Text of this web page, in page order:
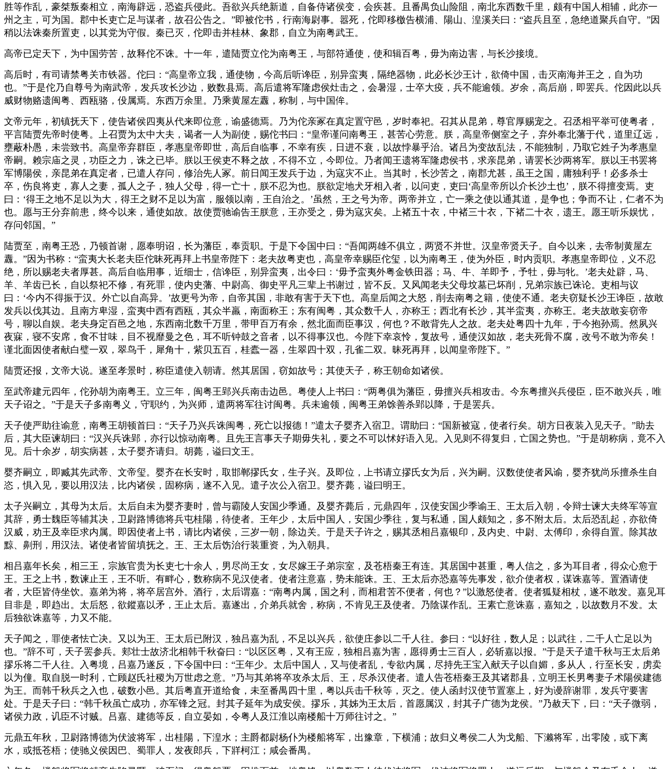
胜等作乱，豪桀叛秦相立，南海辟远，恐盗兵侵此。吾欲兴兵绝新道，自备侍诸侯变，会疾甚。且番禺负山险阻，南北东西数千里，颇有中国人相辅，此亦一
州之主，可为国。郡中长吏亡足与谋者，故召公告之。”即被佗书，行南海尉事。嚣死，佗即移檄告横浦、陽山、湟溪关曰：“盗兵且至，急绝道聚兵自守。”因
稍以法诛秦所置吏，以其党为守假。秦已灭，佗即击并桂林、象郡，自立为南粤武王。
高帝已定天下，为中国劳苦，故释佗不诛。十一年，遣陆贾立佗为南粤王，与部符通使，使和辑百粤，毋为南边害，与长沙接境。
高后时，有司请禁粤关市铁器。佗曰：“高皇帝立我，通使物，今高后听谗臣，别异蛮夷，隔绝器物，此必长沙王计，欲倚中国，击灭南海并王之，自为功
也。”于是佗乃自尊号为南武帝，发兵攻长沙边，败数县焉。高后遣将军隆虑侯灶击之，会暑湿，士卒大疫，兵不能逾领。岁余，高后崩，即罢兵。佗因此以兵
威财物赂遗闽粤、西瓯骆，伇属焉。东西万余里。乃乘黄屋左纛，称制，与中国侔。
文帝元年，初镇抚天下，使告诸侯四夷从代来即位意，谕盛德焉。乃为佗亲冢在真定置守邑，岁时奉祀。召其从昆弟，尊官厚赐宠之。召丞相平举可使粤者，
平言陆贾先帝时使粤。上召贾为太中大夫，谒者一人为副使，赐佗书曰：“皇帝谨问南粤王，甚苦心劳意。朕，高皇帝侧室之子，弃外奉北藩于代，道里辽远，
壅蔽朴愚，未尝致书。高皇帝弃群臣，孝惠皇帝即世，高后自临事，不幸有疾，日进不衰，以故悖暴乎治。诸吕为变故乱法，不能独制，乃取它姓子为孝惠皇
帝嗣。赖宗庙之灵，功臣之力，诛之已毕。朕以王侯吏不释之故，不得不立，今即位。乃者闻王遗将军隆虑侯书，求亲昆弟，请罢长沙两将军。朕以王书罢将
军博陽侯，亲昆弟在真定者，已遣人存问，修治先人冢。前日闻王发兵于边，为寇灾不止。当其时，长沙苦之，南郡尤甚，虽王之国，庸独利乎！必多杀士
卒，伤良将吏，寡人之妻，孤人之子，独人父母，得一亡十，朕不忍为也。朕欲定地犬牙相入者，以问吏，吏曰‘高皇帝所以介长沙土也’，朕不得擅变焉。吏
曰：‘得王之地不足以为大，得王之财不足以为富，服领以南，王自治之。’虽然，王之号为帝。两帝并立，亡一乘之使以通其道，是争也；争而不让，仁者不为
也。愿与王分弃前患，终今以来，通使如故。故使贾驰谕告王朕意，王亦受之，毋为寇灾矣。上褚五十衣，中褚三十衣，下褚二十衣，遗王。愿王听乐娱忧，
存问邻国。”
陆贾至，南粤王恐，乃顿首谢，愿奉明诏，长为藩臣，奉贡职。于是下令国中曰：“吾闻两雄不俱立，两贤不并世。汉皇帝贤天子。自今以来，去帝制黄屋左
纛。”因为书称：“蛮夷大长老夫臣佗昧死再拜上书皇帝陛下：老夫故粤吏也，高皇帝幸赐臣佗玺，以为南粤王，使为外臣，时内贡职。孝惠皇帝即位，义不忍
绝，所以赐老夫者厚甚。高后自临用事，近细士，信谗臣，别异蛮夷，出令曰：‘毋予蛮夷外粤金铁田器；马、牛、羊即予，予牡，毋与牝。’老夫处辟，马、
羊、羊齿已长，自以祭祀不修，有死罪，使内史藩、中尉高、御史平凡三辈上书谢过，皆不反。又风闻老夫父母坟墓已坏削，兄弟宗族已诛论。吏相与议
曰：‘今内不得振于汉。外亡以自高异。’故更号为帝，自帝其国，非敢有害于天下也。高皇后闻之大怒，削去南粤之籍，使使不通。老夫窃疑长沙王谗臣，故敢
发兵以伐其边。且南方卑湿，蛮夷中西有西瓯，其众半羸，南面称王；东有闽粤，其众数千人，亦称王；西北有长沙，其半蛮夷，亦称王。老夫故敢妄窃帝
号，聊以自娱。老夫身定百邑之地，东西南北数千万里，带甲百万有余，然北面而臣事汉，何也？不敢背先人之故。老夫处粤四十九年，于今抱孙焉。然夙兴
夜寐，寝不安席，食不甘味，目不视靡曼之色，耳不听钟鼓之音者，以不得事汉也。今陛下幸哀怜，复故号，通使汉如故，老夫死骨不腐，改号不敢为帝矣！
谨北面因使者献白璧一双，翠鸟千，犀角十，紫贝五百，桂蠹一器，生翠四十双，孔雀二双。昧死再拜，以闻皇帝陛下。”
陆贾还报，文帝大说。遂至孝景时，称臣遣使入朝请。然其居国，窃如故号；其使天子，称王朝命如诸侯。
至武帝建元四年，佗孙胡为南粤王。立三年，闽粤王郢兴兵南击边邑。粤使人上书曰：“两粤俱为藩臣，毋擅兴兵相攻击。今东粤擅兴兵侵臣，臣不敢兴兵，唯
天子诏之。”于是天子多南粤义，守职约，为兴师，遣两将军往讨闽粤。兵未逾领，闽粤王弟馀善杀郢以降，于是罢兵。
天子使严助往谕意，南粤王胡顿首曰：“天子乃兴兵诛闽粤，死亡以报德！”遣太子婴齐入宿卫。谓助曰：“国新被寇，使者行矣。胡方日夜装入见天子。”助去
后，其大臣谏胡曰：“汉兴兵诛郢，亦行以惊动南粤。且先王言事天子期毋失礼，要之不可以怵好语入见。入见则不得复归，亡国之势也。”于是胡称病，竟不入
见。后十余岁，胡实病甚，太子婴齐请归。胡薨，谥曰文王。
婴齐嗣立，即臧其先武帝、文帝玺。婴齐在长安时，取邯郸摎氏女，生子兴。及即位，上书请立摎氏女为后，兴为嗣。汉数使使者风谕，婴齐犹尚乐擅杀生自
恣，惧入见，要以用汉法，比内诸侯，固称病，遂不入见。遣子次公入宿卫。婴齐薨，谥曰明王。
太子兴嗣立，其母为太后。太后自未为婴齐妻时，曾与霸陵人安国少季通。及婴齐薨后，元鼎四年，汉使安国少季谕王、王太后入朝，令辩士谏大夫终军等宣
其辞，勇士魏臣等辅其决，卫尉路博德将兵屯桂陽，待使者。王年少，太后中国人，安国少季往，复与私通，国人颇知之，多不附太后。太后恐乱起，亦欲倚
汉威，劝王及幸臣求内属。即因使者上书，请比内诸侯，三岁一朝，除边关。于是天子许之，赐其丞相吕嘉银印，及内史、中尉、太傅印，余得自置。除其故
黥、劓刑，用汉法。诸使者皆留填抚之。王、王太后饬治行装重资，为入朝具。
相吕嘉年长矣，相三王，宗族官贵为长吏七十余人，男尽尚王女，女尽嫁王子弟宗室，及苍梧秦王有连。其居国中甚重，粤人信之，多为耳目者，得众心愈于
王。王之上书，数谏止王，王不听。有畔心，数称病不见汉使者。使者注意嘉，势未能诛。王、王太后亦恐嘉等先事发，欲介使者权，谋诛嘉等。置酒请使
者，大臣皆侍坐饮。嘉弟为将，将卒居宫外。酒行，太后谓嘉：“南粤内属，国之利，而相君苦不便者，何也？”以激怒使者。使者狐疑相杖，遂不敢发。嘉见耳
目非是，即趋出。太后怒，欲鏦嘉以矛，王止太后。嘉遂出，介弟兵就舍，称病，不肯见王及使者。乃陰谋作乱。王素亡意诛嘉，嘉知之，以故数月不发。太
后独欲诛嘉等，力又不能。
天子闻之，罪使者怯亡决。又以为王、王太后已附汉，独吕嘉为乱，不足以兴兵，欲使庄参以二千人往。参曰：“以好往，数人足；以武往，二千人亡足以为
也。”辞不可，天子罢参兵。郏壮士故济北相韩千秋奋曰：“以区区粤，又有王应，独相吕嘉为害，愿得勇士三百人，必斩嘉以报。”于是天子遣千秋与王太后弟
摎乐将二千人往。入粤境，吕嘉乃遂反，下令国中曰：“王年少。太后中国人，又与使者乱，专欲内属，尽持先王宝入献天子以自媚，多从人，行至长安，虏卖
以为僮。取自脱一时利，亡顾赵氏社稷为万世虑之意。”乃与其弟将卒攻杀太后、王，尽杀汉使者。遣人告苍梧秦王及其诸郡县，立明王长男粤妻子术陽侯建德
为王。而韩千秋兵之入也，破数小邑。其后粤直开道给食，未至番禺四十里，粤以兵击千秋等，灭之。使人函封汉使节置塞上，好为谩辞谢罪，发兵守要害
处。于是天子曰：“韩千秋虽亡成功，亦军锋之冠。封其子延年为成安侯。摎乐，其姊为王太后，首愿属汉，封其子广德为龙侯。”乃赦天下，曰：“天子微弱，
诸侯力政，讥臣不讨贼。吕嘉、建德等反，自立晏如，令粤人及江淮以南楼船十万师往讨之。”
元鼎五年秋，卫尉路博德为伏波将军，出桂陽，下湟水；主爵都尉杨仆为楼船将军，出豫章，下横浦；故归义粤侯二人为戈船、下濑将军，出零陵，或下离
水，或抵苍梧；使驰义侯因巴、蜀罪人，发夜郎兵，下牂柯江；咸会番禺。